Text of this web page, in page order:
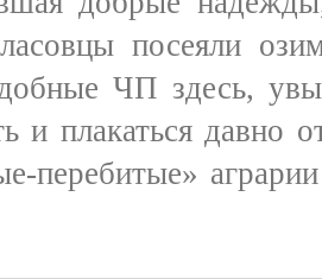
посеяли
ЧП здесь,
и плакаться
перебитые»